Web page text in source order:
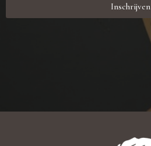
Inschrijven